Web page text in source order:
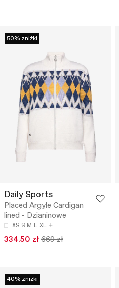
50% zniżki
Daily Sports
Placed Argyle Cardigan
lined - Dzianinowe
XS S M L XL
334.50 zł 669 zł
40% zniżki